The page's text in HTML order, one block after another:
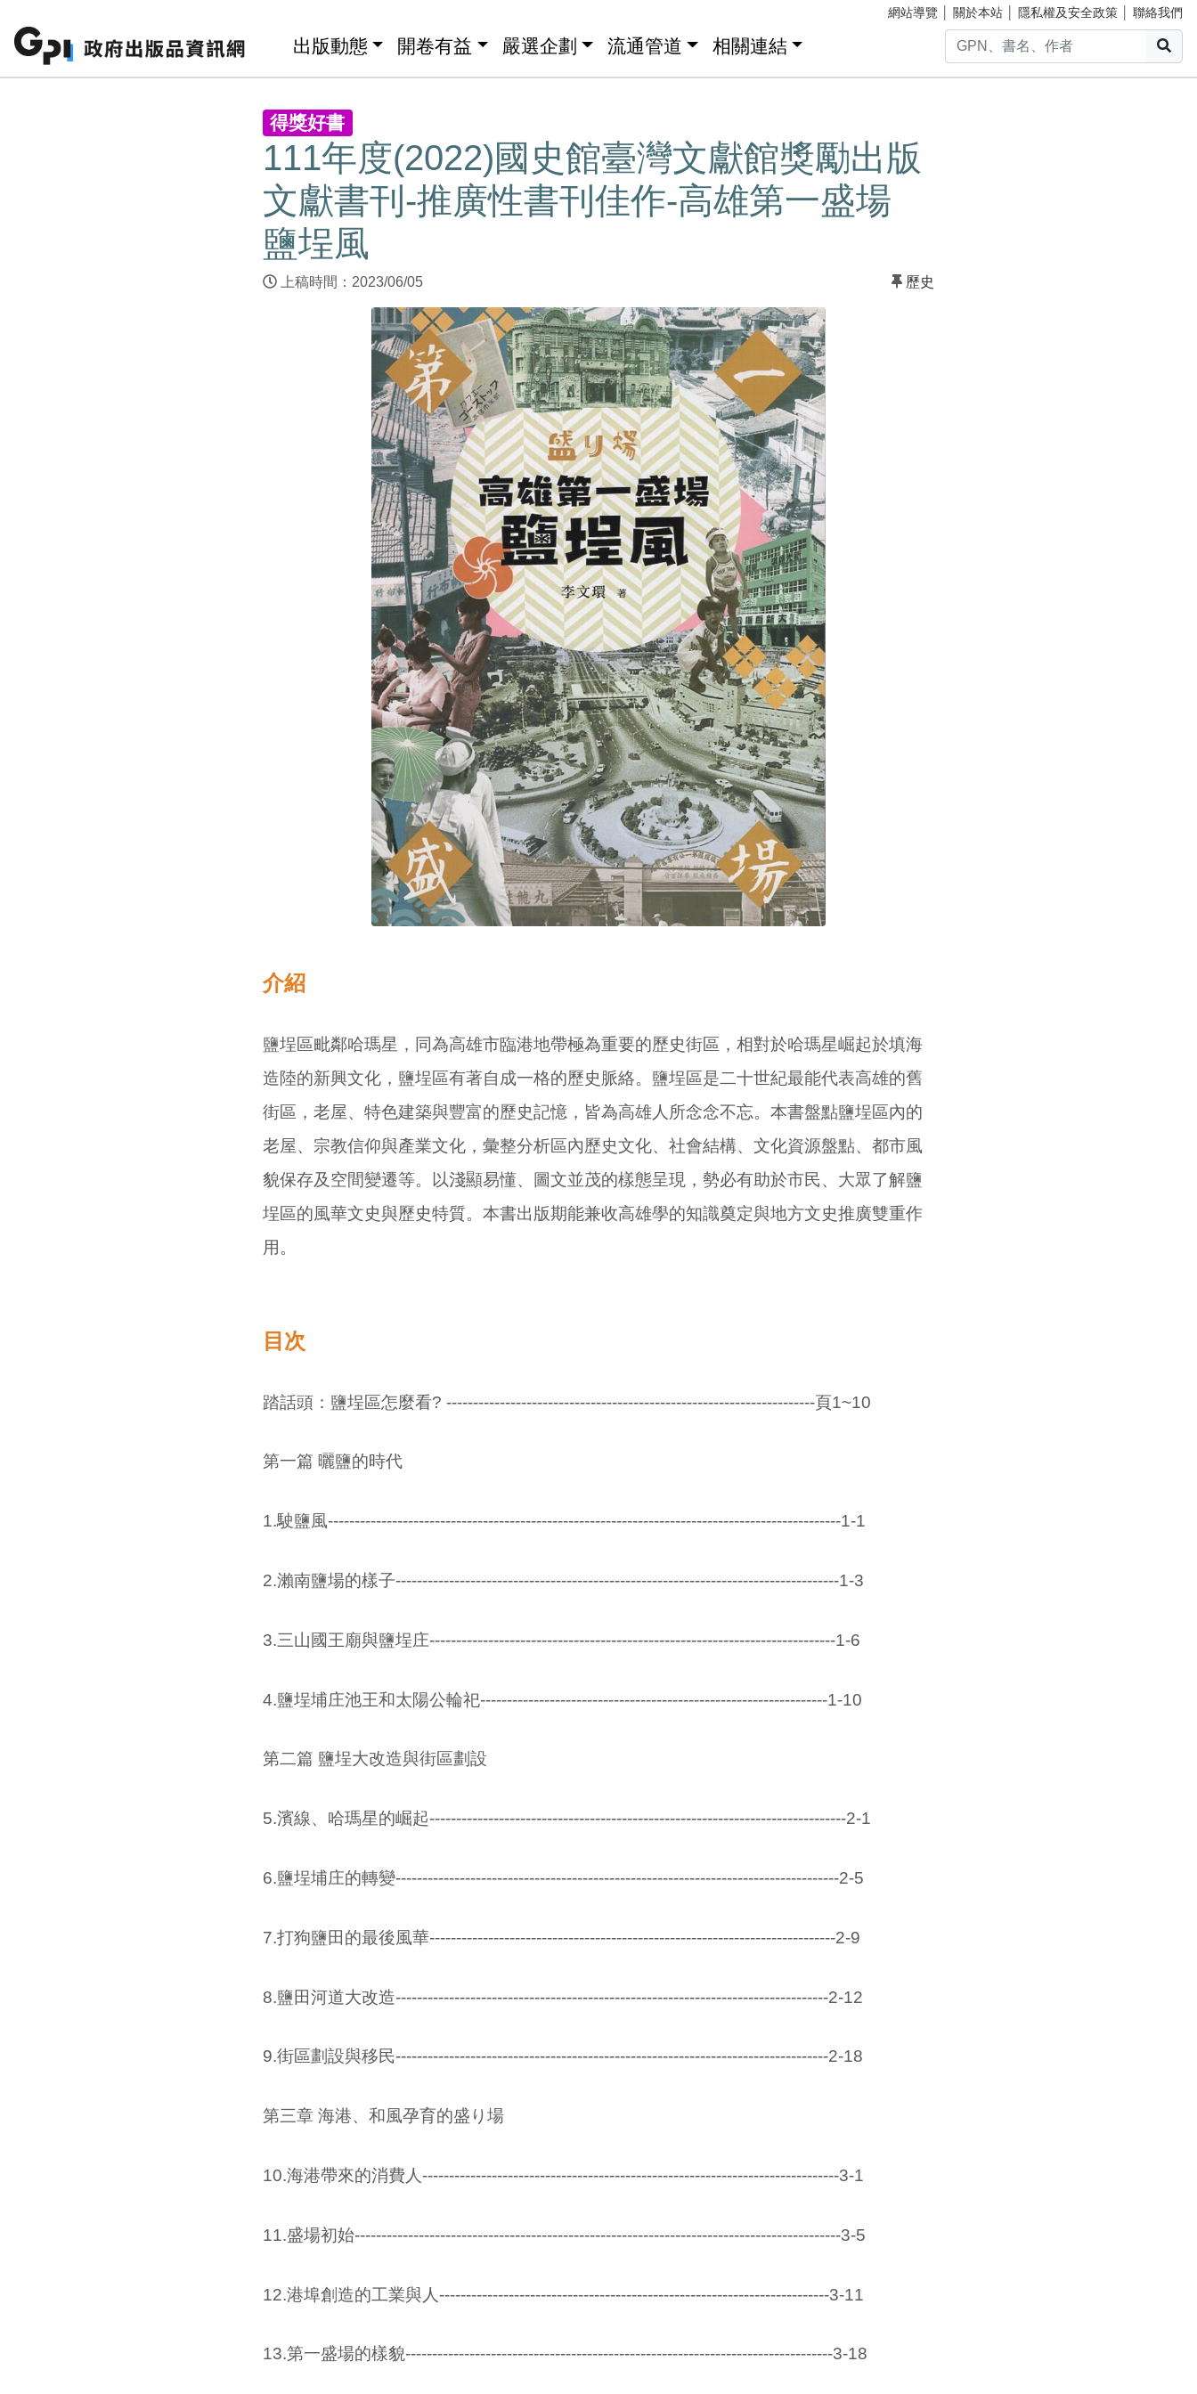
網站導覽 關於本站 隱私權及安全政策 聯絡我們
出版動態 開卷有益 嚴選企劃 流通管道 相關連結
得獎好書
111年度(2022)國史館臺灣文獻館獎勵出版
文獻書刊-推廣性書刊佳作-高雄第一盛場
鹽埕風
上稿時間：2023/06/05 歷史
介紹
鹽埕區毗鄰哈瑪星，同為高雄市臨港地帶極為重要的歷史街區，相對於哈瑪星崛起於填海
造陸的新興文化，鹽埕區有著自成一格的歷史脈絡。鹽埕區是二十世紀最能代表高雄的舊
街區，老屋、特色建築與豐富的歷史記憶，皆為高雄人所念念不忘。本書盤點鹽埕區內的
老屋、宗教信仰與產業文化，彙整分析區內歷史文化、社會結構、文化資源盤點、都市風
貌保存及空間變遷等。以淺顯易懂、圖文並茂的樣態呈現，勢必有助於市民、大眾了解鹽
埕區的風華文史與歷史特質。本書出版期能兼收高雄學的知識奠定與地方文史推廣雙重作
用。
目次
踏話頭：鹽埕區怎麼看? ---------------------------------------------------------------------頁1~10
第一篇 曬鹽的時代
1.駛鹽風------------------------------------------------------------------------------------------------1-1
2.瀨南鹽場的樣子-----------------------------------------------------------------------------------1-3
3.三山國王廟與鹽埕庄----------------------------------------------------------------------------1-6
4.鹽埕埔庄池王和太陽公輪祀-----------------------------------------------------------------1-10
第二篇 鹽埕大改造與街區劃設
5.濱線、哈瑪星的崛起------------------------------------------------------------------------------2-1
6.鹽埕埔庄的轉變-----------------------------------------------------------------------------------2-5
7.打狗鹽田的最後風華----------------------------------------------------------------------------2-9
8.鹽田河道大改造---------------------------------------------------------------------------------2-12
9.街區劃設與移民---------------------------------------------------------------------------------2-18
第三章 海港、和風孕育的盛り場
10.海港帶來的消費人------------------------------------------------------------------------------3-1
11.盛場初始-------------------------------------------------------------------------------------------3-5
12.港埠創造的工業與人-------------------------------------------------------------------------3-11
13.第一盛場的樣貌--------------------------------------------------------------------------------3-18